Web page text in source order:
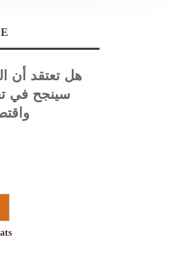
هل تعتقد أن
سينجح في